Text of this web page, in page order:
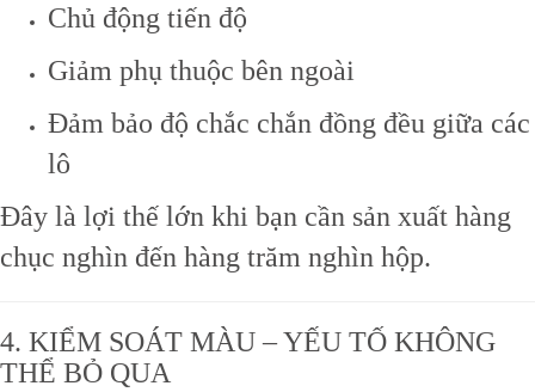
Chủ động tiến độ
Giảm phụ thuộc bên ngoài
Đảm bảo độ chắc chắn đồng đều giữa các
lô
Đây là lợi thế lớn khi bạn cần sản xuất hàng
chục nghìn đến hàng trăm nghìn hộp.
4. KIỂM SOÁT MÀU – YẾU TỐ KHÔNG
THỂ BỎ QUA